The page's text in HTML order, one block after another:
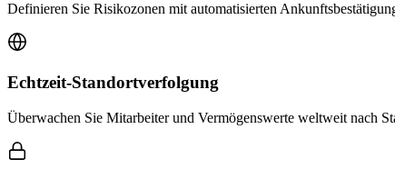
Definieren Sie Risikozonen mit automatisierten
Echtzeit-Standortverfolgung
Überwachen Sie Mitarbeiter und Vermögenswerte weltweit nach